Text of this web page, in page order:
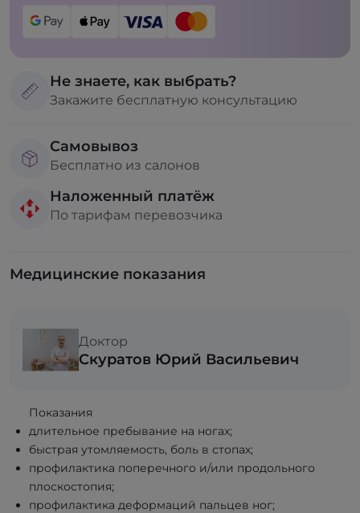
Не знаете, как выбрать?
Закажите бесплатную консультацию
Самовывоз
Бесплатно из салонов
Наложенный платёж
По тарифам перевозчика
Медицинские показания
Доктор
Скуратов Юрий Васильевич
Показания
длительное пребывание на ногах;
быстрая утомляемость, боль в стопах;
профилактика поперечного и/или продольного
плоскостопия;
профилактика деформаций пальцев ног;